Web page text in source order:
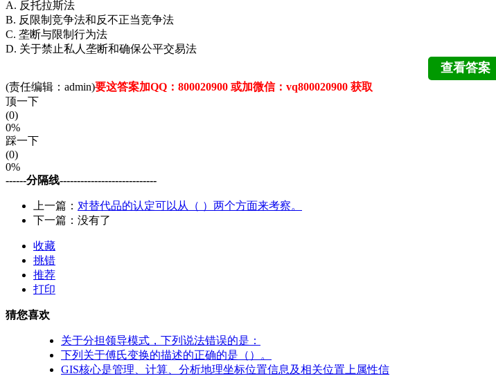
A. 反托拉斯法
B. 反限制竞争法和反不正当竞争法
C. 垄断与限制行为法
D. 关于禁止私人垄断和确保公平交易法
(责任编辑：admin)要这答案加QQ：800020900 或加微信：vq800020900 获取
顶一下
(0)
0%
踩一下
(0)
0%
------分隔线----------------------------
上一篇： 对替代品的认定可以从（ ）两个方面来考察。
下一篇：没有了
收藏
挑错
推荐
打印
猜您喜欢
关于分担领导模式，下列说法错误的是：
下列关于傅氏变换的描述的正确的是（）。
GIS核心是管理、计算、分析地理坐标位置信息及相关位置上属性信